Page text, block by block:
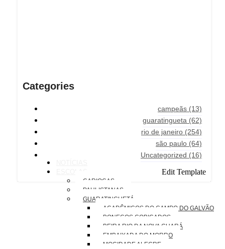
Categories
campeãs (13)
guaratingueta (62)
rio de janeiro (254)
são paulo (64)
Uncategorized (16)
Edit Template
CARIOCAS
PAULISTANAS
GUARATINGUETÁ
ACADÊMICOS DO CAMPO DO GALVÃO
BONECOS COBIÇADOS
BEIRA RIO DA NOVA GUARÁ
EMBAIXADA DO MORRO
MOCIDADE ALEGRE